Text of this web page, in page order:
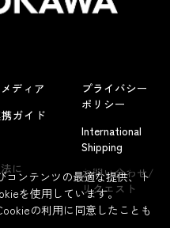
よくあるお問い合わせ
ディア
ガイド
に
プライバシー
ポリシー
International
Shipping
お問い合わせ/
リクエスト
コンテンツの最適な提供、ト
を使用しています。
の利用に同意したことも